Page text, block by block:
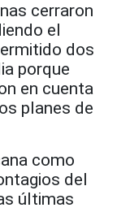
cerraron
el
dos
porque
en cuenta
planes de
como
del
últimas